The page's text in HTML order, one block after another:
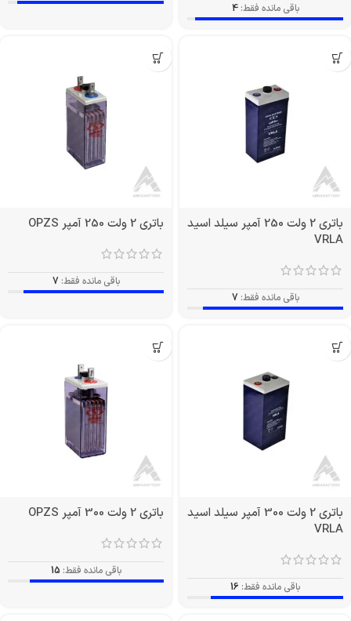
باقی مانده فقط: 4
باتری 2 ولت 250 آمپر سیلد اسید
VRLA
باقی مانده فقط: 7
باتری 2 ولت 250 آمپر OPZS
باقی مانده فقط: 7
باتری 2 ولت 300 آمپر سیلد اسید
VRLA
باقی مانده فقط: 16
باتری 2 ولت 300 آمپر OPZS
باقی مانده فقط: 15